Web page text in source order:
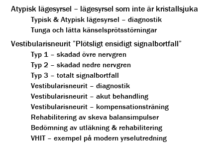
Atypisk lägesyrsel – lägesyrsel som inte är kristallsjuka
Typisk & Atypisk lägesyrsel – diagnostik
Tunga och lätta känselsprötsstörningar
Vestibularisneurit ”Plötsligt ensidigt signalbortfall”
Typ 1 – skadad övre nervgren
Typ 2 – skadad nedre nervgren
Typ 3 – totalt signalbortfall
Vestibularisneurit – diagnostik
Vestibularisneurit – akut behandling
Vestibularisneurit – kompensationsträning
Rehabilitering av skeva balansimpulser
Bedömning av utläkning & rehabilitering
VHIT – exempel på modern yrselutredning